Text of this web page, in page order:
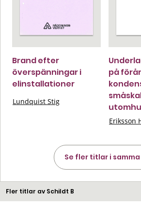
Brand efter
överspänningar i
elinstallationer
Lundquist Stig
på
Eriksson
Se fler titlar i
Fler titlar av Schildt B